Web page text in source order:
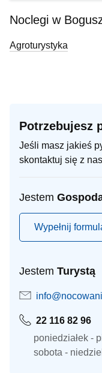
Noclegi w
Agroturystyka
Potrzebujesz
Jeśli masz jakieś
skontaktuj się z
Jestem
Wypełnij
Jestem Turystą
22 116 82 96
poniedziałek -
sobota -